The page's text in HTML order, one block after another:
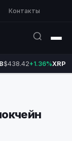
Контакты
$438.42+1.36%XRP